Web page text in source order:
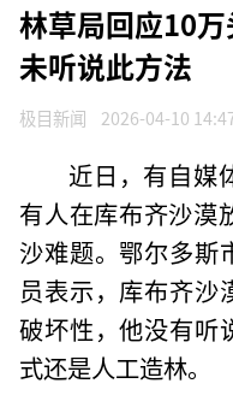
林草局回应10
未听说此方法
极目新闻 2026-04-10
近日，有自媒
有人在库布齐沙漠
沙难题。鄂尔多斯
员表示，库布齐沙
破坏性，他没有
式还是人工造林。